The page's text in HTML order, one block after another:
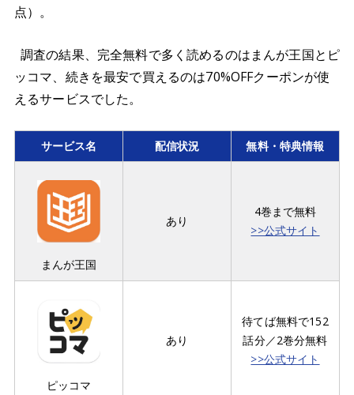
点）。
調査の結果、完全無料で多く読めるのはまんが王国とピ
ッコマ、続きを最安で買えるのは70%OFFクーポンが使
えるサービスでした。
サービス名 配信状況 無料・特典情報
まんが王国
あり
4巻まで無料
>>公式サイト
ピッコマ
あり
待てば無料で152
話分／2巻分無料
>>公式サイト